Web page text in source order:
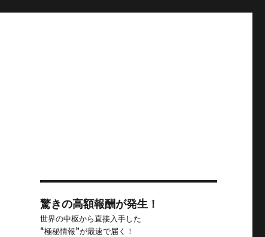
驚きの高額報酬が発生！
世界の中枢から直接入手した
“極秘情報”が最速で届く！